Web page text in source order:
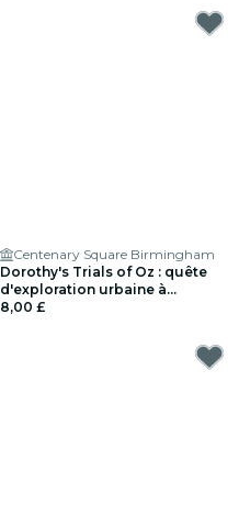
Centenary Square Birmingham
Dorothy's Trials of Oz : quête
d'exploration urbaine à
Birmingham
8,00 £